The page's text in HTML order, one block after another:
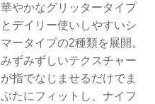
華やかなグリッタータイプ
とデイリー使いしやすいシ
マータイプの2種類を展開。
みずみずしいテクスチャー
が指でなじませるだけでま
ぶたにフィットし、ナイフ